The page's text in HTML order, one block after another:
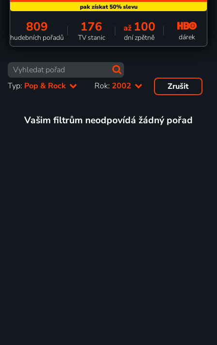
809
hudebních pořadů
176
TV stanic
až 100
dní zpětně dárek
Typ: Pop & Rock Rok: 2002 Zrušit
Vašim filtrům neodpovídá žádný pořad